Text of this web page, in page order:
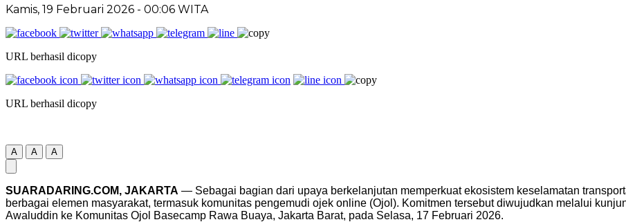
Kamis, 19 Februari 2026 - 00:06 WITA
URL berhasil dicopy
URL berhasil dicopy
A A A
SUARADARING.COM, JAKARTA — Sebagai bagian dari upaya berkelanjutan memperkuat ekosistem keselamatan
berbagai elemen masyarakat, termasuk komunitas pengemudi ojek online (Ojol). Komitmen tersebut diwujudkan melalui
Awaluddin ke Komunitas Ojol Basecamp Rawa Buaya, Jakarta Barat, pada Selasa, 17 Februari 2026.